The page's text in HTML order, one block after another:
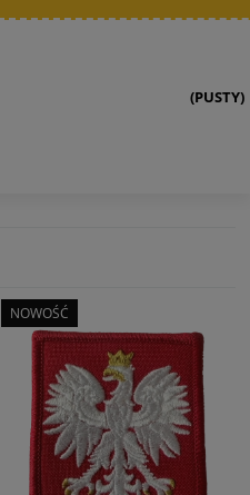
(PUSTY)
NOWOŚĆ